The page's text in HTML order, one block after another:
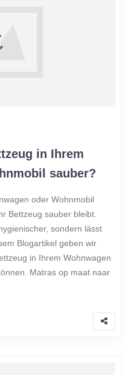
in Ihrem
sauber?
oder Wohnmobil
Bettzeug sauber bleibt.
sondern lässt
Blogartikel geben wir
in Ihrem Wohnwagen
Matras op maat naar